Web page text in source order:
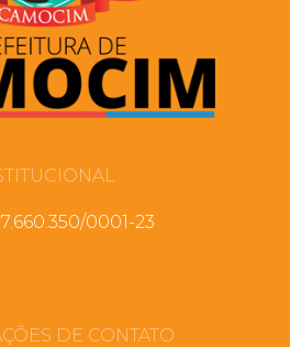
0001-23
DE CONTATO